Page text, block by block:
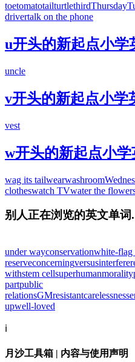
toetomatotailturtlethirdThursday
drivertalk on the phone
u开头的新起点小学
uncle
v开头的新起点小学
vest
w开头的新起点小
wag its tailwearwashroom
clotheswatch TVwater the
别人正在浏览的英文单词
under wayconservationwhite-flag
reserveconcerningversusinterfere
withstem cellsuperhumanmorality
partpublic
relationsGMresistantcarelessness
upwell-loved
ℹ️
月沙工具箱 | 内容与使用声明